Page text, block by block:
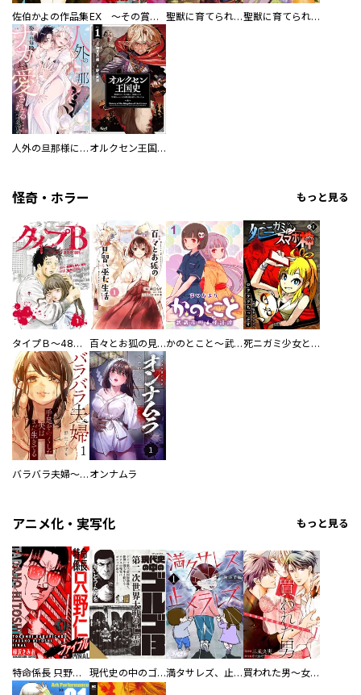
佐伯かよの作品集 EX ～その賞金稼ぎは、世界の出口を探す～【単行本版】 聖獣に育てられた少年の異世界ゆるり放浪記～神様からもらったチート魔法で、仲間たちとスローライフを満喫中～ 聖獣に育てられた少年の異世界ゆるり放浪記～神様からもらったチート魔法で、仲間たちとスローライフを満喫中～【分冊版】
人外の旦那様に娶られ毎晩ナカまで愛される…。アンソロジー オルクセン王国史
怪奇・ホラー もっと見る
タイプＢ～48時間後、致死率100％～【単話】 百々とお狐の見習い巫女生活【単行本版】 かのとこと～武蔵花町怪話譚～ 【連載版】 死ニガミ少女とスマホ神
バラバラ夫婦～手足をなくした夫はまだ生きてる オンナムラ
アニメ化・実写化 もっと見る
特命係長 只野仁ファイナル 愛蔵版 現代史の中のゴルゴ13 満タサレズ、止メラレズ 買われた男～女性限定快感セラピスト～【描き下ろしおまけ付き特装版】